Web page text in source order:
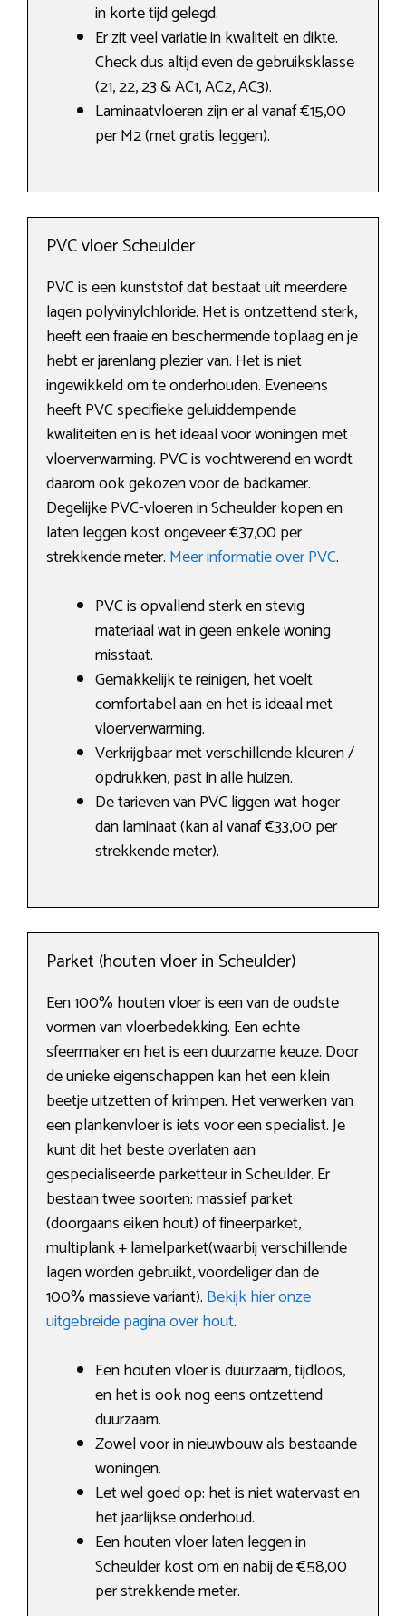
in korte tijd gelegd.
Er zit veel variatie in kwaliteit en dikte.
Check dus altijd even de gebruiksklasse
(21, 22, 23 & AC1, AC2, AC3).
Laminaatvloeren zijn er al vanaf €15,00
per M2 (met gratis leggen).
PVC vloer Scheulder
PVC is een kunststof dat bestaat uit meerdere
lagen polyvinylchloride. Het is ontzettend sterk,
heeft een fraaie en beschermende toplaag en je
hebt er jarenlang plezier van. Het is niet
ingewikkeld om te onderhouden. Eveneens
heeft PVC specifieke geluiddempende
kwaliteiten en is het ideaal voor woningen met
vloerverwarming. PVC is vochtwerend en wordt
daarom ook gekozen voor de badkamer.
Degelijke PVC-vloeren in Scheulder kopen en
laten leggen kost ongeveer €37,00 per
strekkende meter. Meer informatie over PVC.
PVC is opvallend sterk en stevig
materiaal wat in geen enkele woning
misstaat.
Gemakkelijk te reinigen, het voelt
comfortabel aan en het is ideaal met
vloerverwarming.
Verkrijgbaar met verschillende kleuren /
opdrukken, past in alle huizen.
De tarieven van PVC liggen wat hoger
dan laminaat (kan al vanaf €33,00 per
strekkende meter).
Parket (houten vloer in Scheulder)
Een 100% houten vloer is een van de oudste
vormen van vloerbedekking. Een echte
sfeermaker en het is een duurzame keuze. Door
de unieke eigenschappen kan het een klein
beetje uitzetten of krimpen. Het verwerken van
een plankenvloer is iets voor een specialist. Je
kunt dit het beste overlaten aan
gespecialiseerde parketteur in Scheulder. Er
bestaan twee soorten: massief parket
(doorgaans eiken hout) of fineerparket,
multiplank + lamelparket(waarbij verschillende
lagen worden gebruikt, voordeliger dan de
100% massieve variant). Bekijk hier onze
uitgebreide pagina over hout.
Een houten vloer is duurzaam, tijdloos,
en het is ook nog eens ontzettend
duurzaam.
Zowel voor in nieuwbouw als bestaande
woningen.
Let wel goed op: het is niet watervast en
het jaarlijkse onderhoud.
Een houten vloer laten leggen in
Scheulder kost om en nabij de €58,00
per strekkende meter.